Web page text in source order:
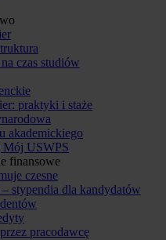
czas studiów
praktyki i staże
akademickiego
Mój USWPS
finansowe
czesne
stypendia dla kandydatów
pracodawcę